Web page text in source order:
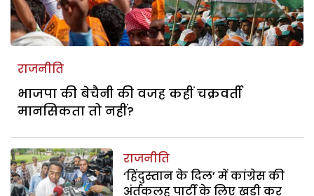
राजनीति
भाजपा की बेचैनी की वजह कहीं चक्रवर्ती
मानसिकता तो नहीं?
राजनीति
‘हिंदुस्तान के दिल’ में कांग्रेस की
अंर्तकलह पार्टी के लिए खड़ी कर